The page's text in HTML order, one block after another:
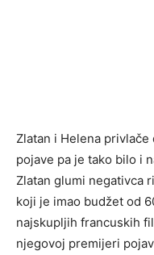
Zlatan i Helena
pojave pa je tako bilo i
Zlatan glumi negativca
koji je imao budžet od
najskupljih francuskih
njegovoj premijeri